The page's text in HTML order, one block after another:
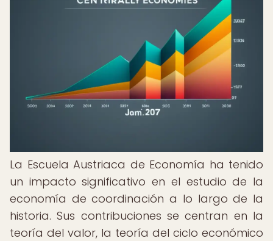
La Escuela Austriaca de Economía ha tenido
un impacto significativo en el estudio de la
economía de coordinación a lo largo de la
historia. Sus contribuciones se centran en la
teoría del valor, la teoría del ciclo económico